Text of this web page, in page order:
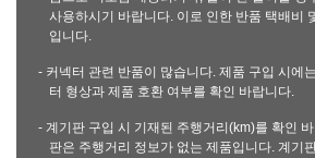
사용하시기 바랍니다. 이로 인한 반품 택배비
입니다.
- 커넥터 관련 반품이 많습니다. 제품 구입 시에
터 형상과 제품 호환 여부를 확인 바랍니다.
- 계기판 구입 시 기재된 주행거리(km)를 확인
판은 주행거리 정보가 없는 제품입니다. 계기